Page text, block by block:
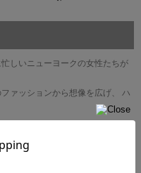
しいニューヨークの女性たちが
ァッションから想像を広げ、 ハ
な谷間をつくるプッシュアップ